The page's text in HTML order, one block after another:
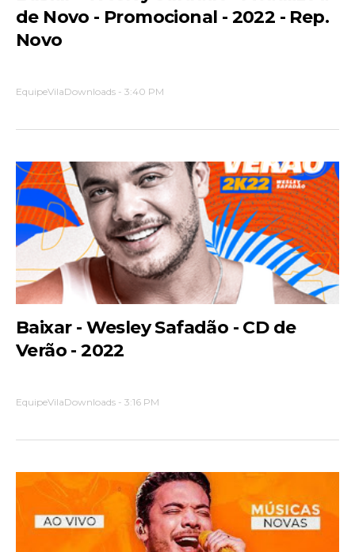
de Novo - Promocional - 2022 - Rep.
Novo
EquipeVilaDownloads - 3:40 PM
Baixar - Wesley Safadão - CD de
Verão - 2022
EquipeVilaDownloads - 3:16 PM